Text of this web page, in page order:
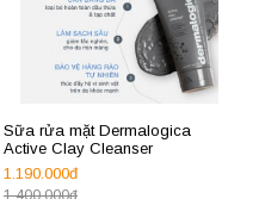
Sữa rửa mặt Dermalogica
Active Clay Cleanser
1.190.000đ
1.400.000đ